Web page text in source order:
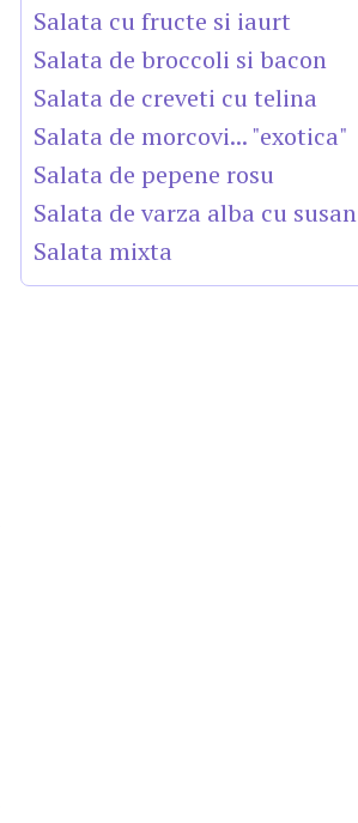
Salata cu fructe si iaurt
Salata de broccoli si bacon
Salata de creveti cu telina
Salata de morcovi... "exotica"
Salata de pepene rosu
Salata de varza alba cu susan
Salata mixta